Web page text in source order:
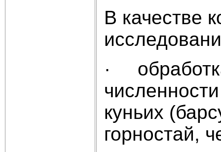
В качестве
·
куньих
горностай,